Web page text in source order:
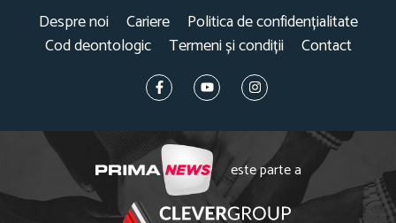
Despre noi Cariere
Politica de confidențialitate
Cod deontologic
Termeni și condiții Contact
este parte a